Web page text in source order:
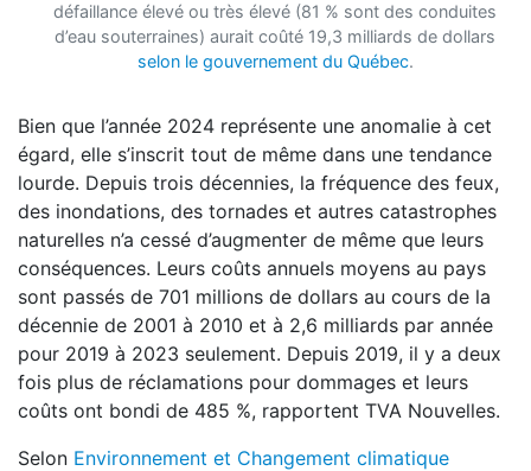
défaillance élevé ou très élevé (81 % sont des conduites
d’eau souterraines) aurait coûté 19,3 milliards de dollars
selon le gouvernement du Québec.
Bien que l’année 2024 représente une anomalie à cet
égard, elle s’inscrit tout de même dans une tendance
lourde. Depuis trois décennies, la fréquence des feux,
des inondations, des tornades et autres catastrophes
naturelles n’a cessé d’augmenter de même que leurs
conséquences. Leurs coûts annuels moyens au pays
sont passés de 701 millions de dollars au cours de la
décennie de 2001 à 2010 et à 2,6 milliards par année
pour 2019 à 2023 seulement. Depuis 2019, il y a deux
fois plus de réclamations pour dommages et leurs
coûts ont bondi de 485 %, rapportent TVA Nouvelles.
Selon Environnement et Changement climatique